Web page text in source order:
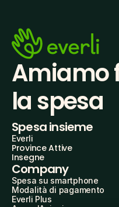
Amiamo
la spesa
Spesa insieme
Everli
Province Attive
Insegne
Company
Spesa su smartphone
Modalità di pagamento
Everli Plus